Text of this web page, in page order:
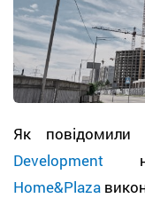
Як повідомили
Development
Home&Plaza